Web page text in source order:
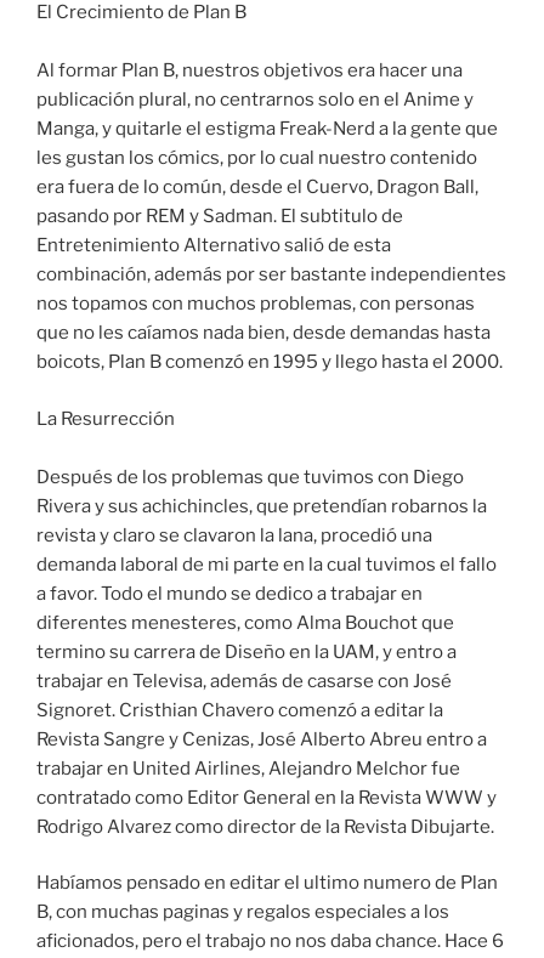
El Crecimiento de Plan B
Al formar Plan B, nuestros objetivos era hacer una
publicación plural, no centrarnos solo en el Anime y
Manga, y quitarle el estigma Freak-Nerd a la gente que
les gustan los cómics, por lo cual nuestro contenido
era fuera de lo común, desde el Cuervo, Dragon Ball,
pasando por REM y Sadman. El subtitulo de
Entretenimiento Alternativo salió de esta
combinación, además por ser bastante independientes
nos topamos con muchos problemas, con personas
que no les caíamos nada bien, desde demandas hasta
boicots, Plan B comenzó en 1995 y llego hasta el 2000.
La Resurrección
Después de los problemas que tuvimos con Diego
Rivera y sus achichincles, que pretendían robarnos la
revista y claro se clavaron la lana, procedió una
demanda laboral de mi parte en la cual tuvimos el fallo
a favor. Todo el mundo se dedico a trabajar en
diferentes menesteres, como Alma Bouchot que
termino su carrera de Diseño en la UAM, y entro a
trabajar en Televisa, además de casarse con José
Signoret. Cristhian Chavero comenzó a editar la
Revista Sangre y Cenizas, José Alberto Abreu entro a
trabajar en United Airlines, Alejandro Melchor fue
contratado como Editor General en la Revista WWW y
Rodrigo Alvarez como director de la Revista Dibujarte.
Habíamos pensado en editar el ultimo numero de Plan
B, con muchas paginas y regalos especiales a los
aficionados, pero el trabajo no nos daba chance. Hace 6